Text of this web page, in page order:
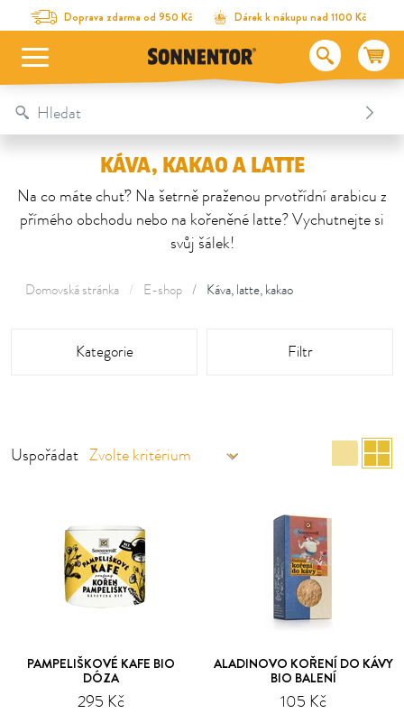
Na obsah stránky
Na seznam obsahu
Na menu Doprava zdarma od 950 Kč Dárek k nákupu nad 1100 Kč
Table Of Content
Káva, kakao a Latte
KÁVA, KAKAO A LATTE
Na co máte chuť? Na šetrně praženou prvotřídní arabicu z
přímého obchodu nebo na kořeněné latte? Vychutnejte si
svůj šálek!
Domovská stránka E-shop Káva, latte, kakao
Kategorie Filtr
Uspořádat
PAMPELIŠKOVÉ KAFE BIO
DÓZA
295 Kč
ALADINOVO KOŘENÍ DO KÁVY
BIO BALENÍ
105 Kč